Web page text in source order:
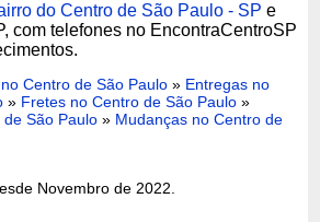
do Centro de São Paulo - SP e
com telefones no EncontraCentroSP
Centro de São Paulo » Entregas no
» Fretes no Centro de São Paulo »
São Paulo » Mudanças no Centro de
Novembro de 2022.